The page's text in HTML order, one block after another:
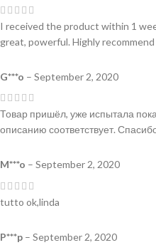
I received the product within 1
great, powerful. Highly recommend
G***o – September 2, 2020
Товар пришёл, уже испытала
описанию соответствует.
M***o – September 2, 2020
tutto ok,linda
P***p – September 2, 2020